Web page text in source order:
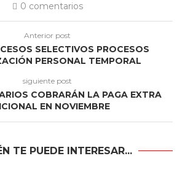
0 comentarios
Anterior post
SELECTIVOS PROCESOS
PERSONAL TEMPORAL
siguiente post
COBRARÁN LA PAGA EXTRA
EN NOVIEMBRE
TE PUEDE INTERESAR...